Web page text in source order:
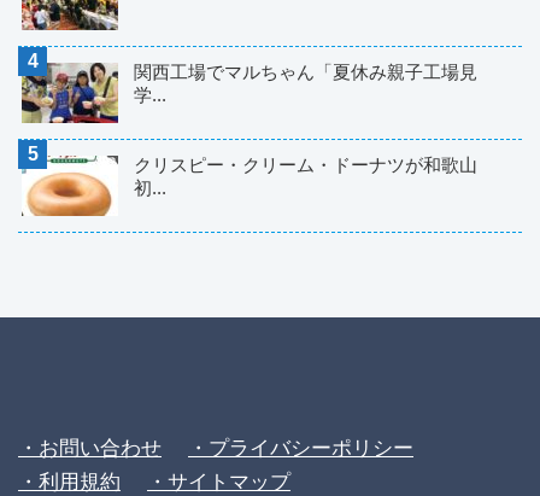
関西工場でマルちゃん「夏休み親子工場見
学...
クリスピー・クリーム・ドーナツが和歌山
初...
・お問い合わせ
・プライバシーポリシー
・利用規約
・サイトマップ